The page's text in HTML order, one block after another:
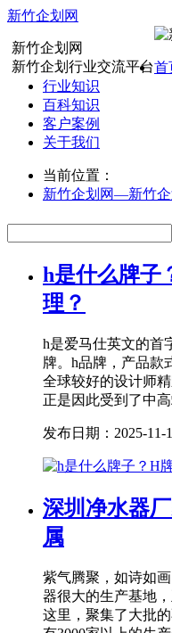
新竹企划网
新竹企划网
新竹企划行业交流平台首
行业知识
百科知识
客户案例
关于我们
当前位置：
新竹企划网—新竹
h是什么牌子
理？
h是爱马仕英文的首
牌。h品牌，产品款
全球较好的设计师
正是因此受到了中
发布日期：2025-11-
深圳净水器
属
紫气腾聚，如诗如
器很大的生产基地
这里，聚集了大批